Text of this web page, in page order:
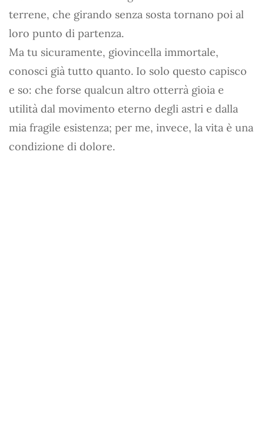
terrene, che girando senza sosta tornano poi al
loro punto di partenza.
Ma tu sicuramente, giovincella immortale,
conosci già tutto quanto. Io solo questo capisco
e so: che forse qualcun altro otterrà gioia e
utilità dal movimento eterno degli astri e dalla
mia fragile esistenza; per me, invece, la vita è una
condizione di dolore.